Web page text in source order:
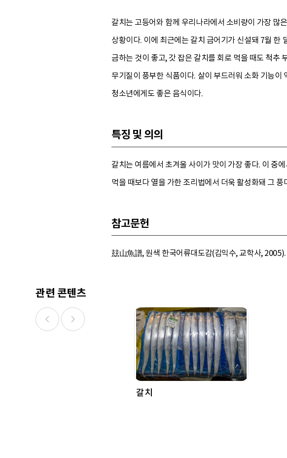
갈치는 고등어와 함께 우리나라에서 소비량이 가장 많
상황이다. 이에 최근에는 갈치 금어기가 신설돼 7월 한
금하는 것이 좋고, 갓 잡은 갈치를 회로 먹을 때도 척추
무기질이 풍부한 식품이다. 살이 부드러워 소화 기능
청소년에게도 좋은 음식이다.
특징 및 의의
갈치는 여름에서 초겨울 사이가 맛이 가장 좋다. 이 중
먹을 때보다 열을 가한 조리법에서 더욱 활성화돼 그
참고문헌
玆山魚譜, 원색 한국어류대도감(김익수, 교학사, 2005).
관련 콘텐츠
갈치